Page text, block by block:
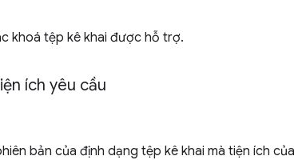
khoá tệp kê khai được hỗ trợ.
ích yêu cầu
bản của định dạng tệp kê khai mà tiện ích